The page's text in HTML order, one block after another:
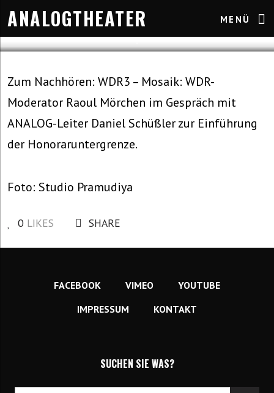
ANALOGTHEATER MENÜ
Allgemein 1. August 2024
Zum Nachhören: WDR3 – Mosaik: WDR-
Moderator Raoul Mörchen im Gespräch mit
ANALOG-Leiter Daniel Schüßler zur Einführung
der Honoraruntergrenze.
Foto: Studio Pramudiya
0 LIKES SHARE
FACEBOOK VIMEO
YOUTUBE
IMPRESSUM
KONTAKT
SUCHEN SIE WAS?